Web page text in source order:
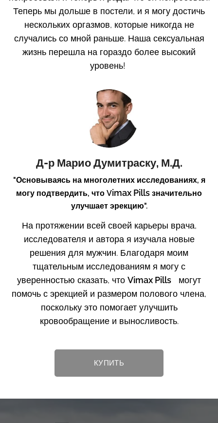
Теперь мы дольше в постели, и я могу достичь
нескольких оргазмов, которые никогда не
случались со мной раньше. Наша сексуальная
жизнь перешла на гораздо более высокий
уровень!
Д-р Марио Думитраску, М.Д.
"Основываясь на многолетних исследованиях, я
могу подтвердить, что Vimax Pills значительно
улучшает эрекцию".
На протяжении всей своей карьеры врача,
исследователя и автора я изучала новые
решения для мужчин. Благодаря моим
тщательным исследованиям я могу с
уверенностью сказать, что Vimax Pills могут
помочь с эрекцией и размером полового члена,
поскольку это помогает улучшить
кровообращение и выносливость.
КУПИТЬ